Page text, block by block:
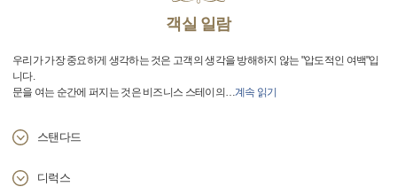
객실 일람
우리가 가장 중요하게 생각하는 것은 고객의 생각을 방해하지 않는 "압도적인 여백"입
니다.
문을 여는 순간에 퍼지는 것은 비즈니스 스테이의 …계속 읽기
스탠다드
디럭스